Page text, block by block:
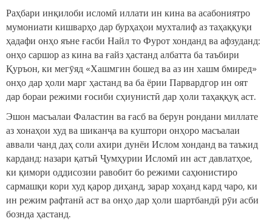
Раҳбари инқилоби исломӣ иллати ин кина ва асабониятро
мумониати кишварҳо дар бурҳаҳои мухталиф аз таҳаққуқи
ҳадафи онҳо яъне ғасби Найл то Фурот хонданд ва афзуданд:
онҳо саршор аз кина ва ғайз ҳастанд албатта ба таъбири
Қуръон, ки мегӯяд «Хашмгин бошед ва аз ин хашм бмиред»
онҳо дар ҳоли марг ҳастанд ва ба ёрии Парвардгор ин оят
дар бораи режими ғосиби сҳиунистӣ дар ҳоли таҳаққуқ аст.
Эшон масъалаи Фаластин ва ғасб ва берун рондани миллате
аз хонаҳои худ ва шиканҷа ва куштори онҳоро масъалаи
аввали чанд даҳ соли ахири дунёи Ислом хонданд ва таъкид
карданд: назари қатъӣ Ҷумҳурии Исломӣ ин аст давлатҳое,
ки қимори оддисозии равобит бо режими саҳюнистиро
сармашқи кори худ қарор диҳанд, зарар хоҳанд кард чаро, ки
ин режим рафтанӣ аст ва онҳо дар ҳоли шартбандӣ рӯи асби
бознда ҳастанд.